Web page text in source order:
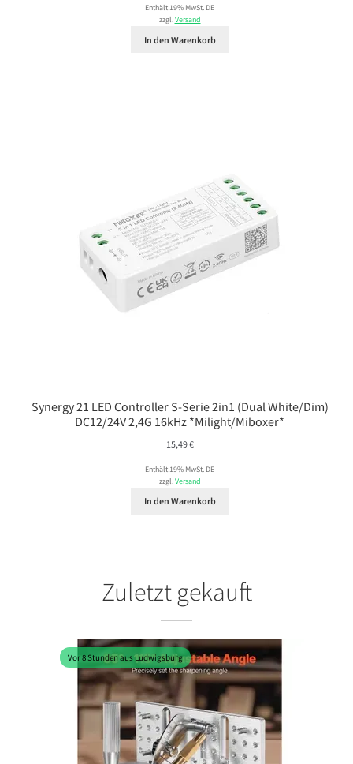
Enthält 19% MwSt. DE
zzgl.Versand
In den Warenkorb
Synergy 21 LED Controller S-Serie 2in1 (Dual White/Dim)
DC12/24V 2,4G 16kHz *Milight/Miboxer*
15,49€
Enthält 19% MwSt. DE
zzgl.Versand
In den Warenkorb
Zuletzt gekauft
Vor 8 Stunden aus Ludwigsburg